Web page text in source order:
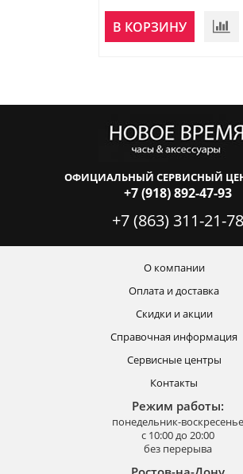
В КОРЗИНУ
ОФИЦИАЛЬНЫЙ СЕРВИСНЫЙ
+7 (918) 892-47-93
+7 (863) 311-21-78
О компании
Оплата и доставка
Скидки и акции
Справочная информация
Сервисные центры
Контакты
Режим работы:
понедельник-воскресенье
с 10:00 до 20:00
без перерыва